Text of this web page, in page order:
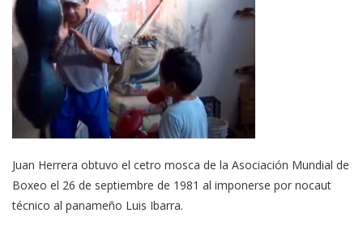
Juan Herrera obtuvo el cetro mosca de la Asociación Mundial de
Boxeo el 26 de septiembre de 1981 al imponerse por nocaut
técnico al panameño Luis Ibarra.